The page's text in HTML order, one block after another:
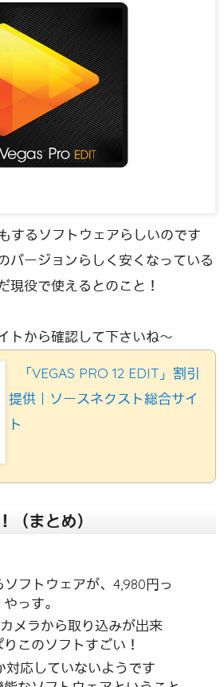
するソフトウェアらしいのです
バージョンらしく安くなっている
現役で使えるとのこと！
トから確認して下さいね〜
「VEGAS PRO 12 EDIT」割引
提供｜ソースネクスト総合サイ
ト
（まとめ）
フトウェアが、4,980円っ
っす。
メラから取り込みが出来
このソフトすごい！
対応していないようです